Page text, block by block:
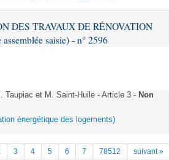
DES TRAVAUX DE RÉNOVATION
saisie) - n° 2596
Taupiac et M. Saint-Huile - Article 3 - Non
énergétique des logements)
3 4 5 6 7 78512 suivant »